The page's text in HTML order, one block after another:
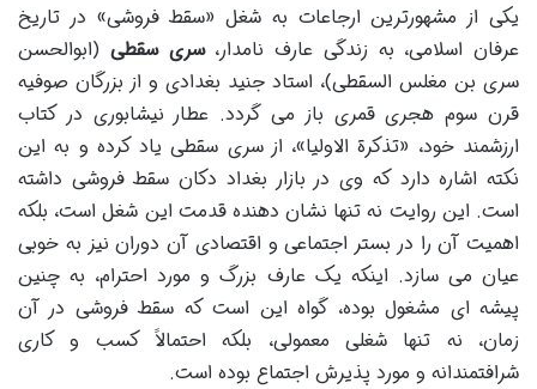
یکی از مشهورترین ارجاعات به شغل «سقط فروشی» در تاریخ
عرفان اسلامی، به زندگی عارف نامدار،سری سقطی (ابوالحسن
سری بن مغلس السقطی)، استاد جنید بغدادی و از بزرگان صوفیه
قرن سوم هجری قمری باز می گردد. عطار نیشابوری در کتاب
ارزشمند خود، «تذکرة الاولیا»، از سری سقطی یاد کرده و به این
نکته اشاره دارد که وی در بازار بغداد دکان سقط فروشی داشته
است. این روایت نه تنها نشان دهنده قدمت این شغل است، بلکه
اهمیت آن را در بستر اجتماعی و اقتصادی آن دوران نیز به خوبی
عیان می سازد. اینکه یک عارف بزرگ و مورد احترام، به چنین
پیشه ای مشغول بوده، گواه این است که سقط فروشی در آن
زمان، نه تنها شغلی معمولی، بلکه احتمالاً کسب و کاری
شرافتمندانه و مورد پذیرش اجتماع بوده است.